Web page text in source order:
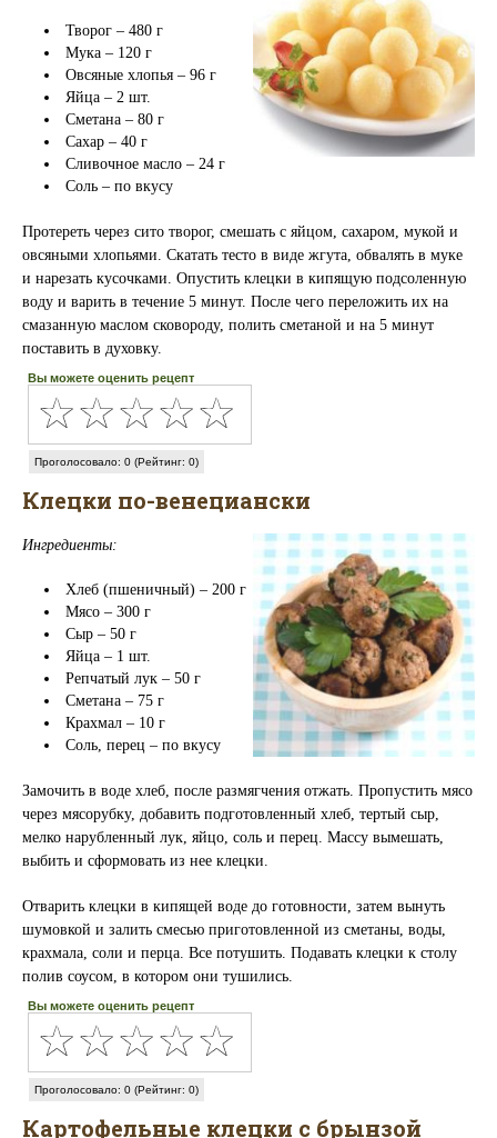
Творог – 480 г
Мука – 120 г
Овсяные хлопья – 96 г
Яйца – 2 шт.
Сметана – 80 г
Сахар – 40 г
Сливочное масло – 24 г
Соль – по вкусу
Протереть через сито творог, смешать с яйцом, сахаром, мукой и
овсяными хлопьями. Скатать тесто в виде жгута, обвалять в муке
и нарезать кусочками. Опустить клецки в кипящую подсоленную
воду и варить в течение 5 минут. После чего переложить их на
смазанную маслом сковороду, полить сметаной и на 5 минут
поставить в духовку.
Вы можете оценить рецепт
Проголосовало: 0 (Рейтинг: 0)
Клецки по-венециански
Ингредиенты:
Хлеб (пшеничный) – 200 г
Мясо – 300 г
Сыр – 50 г
Яйца – 1 шт.
Репчатый лук – 50 г
Сметана – 75 г
Крахмал – 10 г
Соль, перец – по вкусу
Замочить в воде хлеб, после размягчения отжать. Пропустить мясо
через мясорубку, добавить подготовленный хлеб, тертый сыр,
мелко нарубленный лук, яйцо, соль и перец. Массу вымешать,
выбить и сформовать из нее клецки.
Отварить клецки в кипящей воде до готовности, затем вынуть
шумовкой и залить смесью приготовленной из сметаны, воды,
крахмала, соли и перца. Все потушить. Подавать клецки к столу
полив соусом, в котором они тушились.
Вы можете оценить рецепт
Проголосовало: 0 (Рейтинг: 0)
Картофельные клецки с брынзой